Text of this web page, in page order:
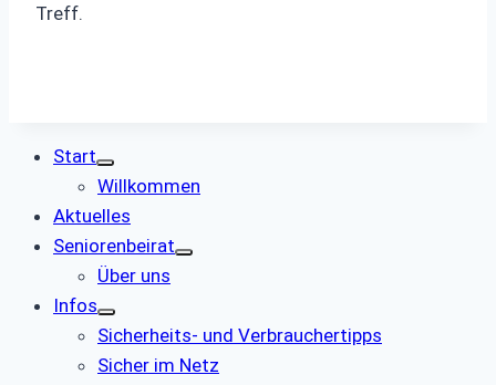
Treff.
Start
Willkommen
Aktuelles
Seniorenbeirat
Über uns
Infos
Sicherheits- und Verbrauchertipps
Sicher im Netz